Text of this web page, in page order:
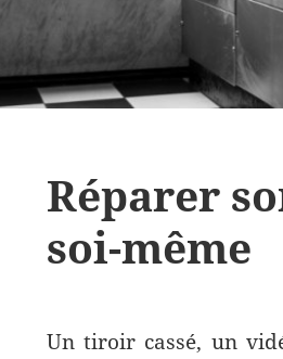
Réparer
soi-même
Un tiroir cassé, un